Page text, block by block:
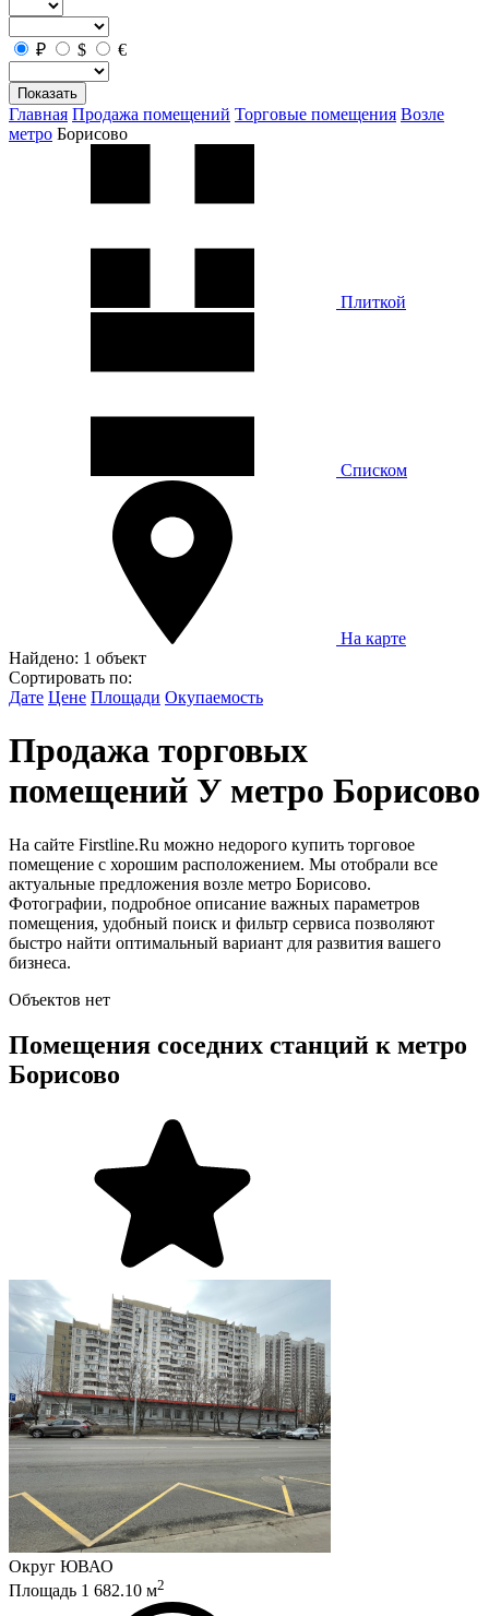
₽ $ €
Показать
Главная Продажа помещений Торговые помещения Возле
метро Борисово
Плиткой
Списком
На карте
Найдено: 1 объект
Сортировать по:
Дате Цене Площади Окупаемость
Продажа торговых
помещений У метро Борисово
На сайте Firstline.Ru можно недорого купить торговое
помещение с хорошим расположением. Мы отобрали все
актуальные предложения возле метро Борисово.
Фотографии, подробное описание важных параметров
помещения, удобный поиск и фильтр сервиса позволяют
быстро найти оптимальный вариант для развития вашего
бизнеса.
Объектов нет
Помещения соседних станций к метро
Борисово
Округ ЮВАО
Площадь 1 682.10 м2